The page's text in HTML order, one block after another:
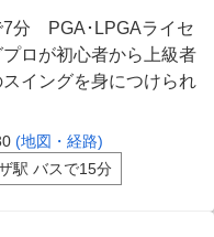
7分 PGA･LPGAライセ
ロが初心者から上級者
イングを身につけられ
(地図・経路)
駅 バスで15分